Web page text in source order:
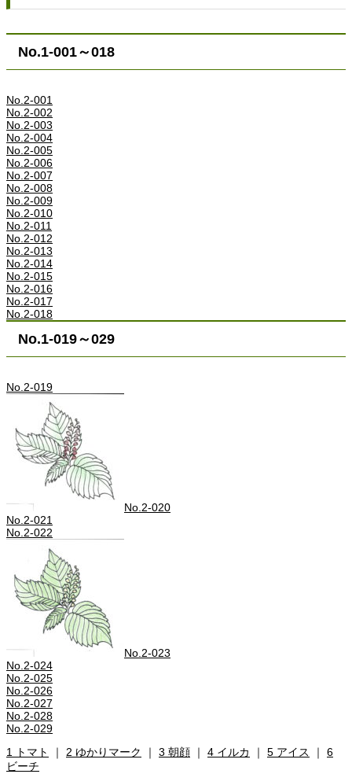
No.1-001～018
No.2-001
No.2-002
No.2-003
No.2-004
No.2-005
No.2-006
No.2-007
No.2-008
No.2-009
No.2-010
No.2-011
No.2-012
No.2-013
No.2-014
No.2-015
No.2-016
No.2-017
No.2-018
No.1-019～029
No.2-019
No.2-020
No.2-021
No.2-022
No.2-023
No.2-024
No.2-025
No.2-026
No.2-027
No.2-028
No.2-029
1 トマト
｜ 2 ゆかりマーク ｜ 3 朝顔 ｜ 4 イルカ ｜ 5 アイス ｜ 6
ビーチ